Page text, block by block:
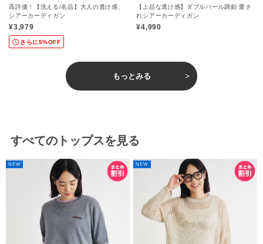
高評価！【洗える/名品】大人の透け感、
シアーカーディガン
¥3,979
さらに5%OFF
【上品な透け感】ダブルパール調釦 愛さ
れシアーカーディガン
¥4,990
もっとみる
すべてのトップスを見る
NEW NEW